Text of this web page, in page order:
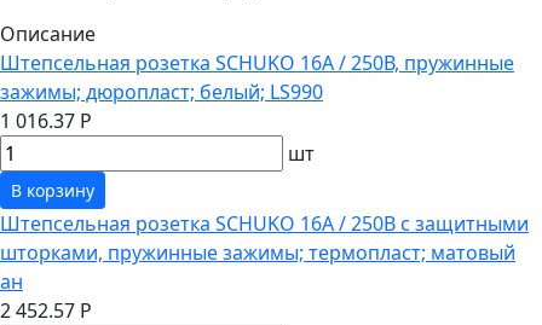
Описание
Штепсельная розетка SCHUKO 16А / 250В, пружинные
зажимы; дюропласт; белый; LS990
1 016.37 Р
шт
В корзину
Штепсельная розетка SCHUKO 16А / 250В с защитными
шторками, пружинные зажимы; термопласт; матовый
ан
2 452.57 Р